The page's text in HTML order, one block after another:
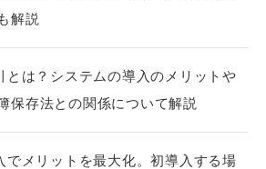
解説
とは？システムの導入のメリットや
保存法との関係について解説
でメリットを最大化。初導入する場